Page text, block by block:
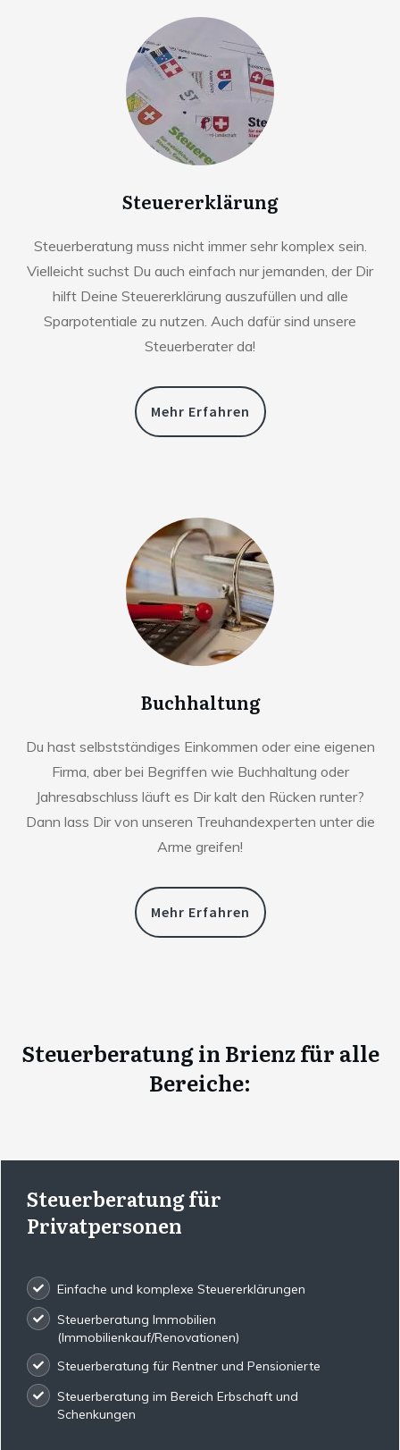
Steuererklärung
Steuerberatung muss nicht immer sehr komplex sein.
Vielleicht suchst Du auch einfach nur jemanden, der Dir
hilft Deine Steuererklärung auszufüllen und alle
Sparpotentiale zu nutzen. Auch dafür sind unsere
Steuerberater da!
Mehr Erfahren
Buchhaltung
Du hast selbstständiges Einkommen oder eine eigenen
Firma, aber bei Begriffen wie Buchhaltung oder
Jahresabschluss läuft es Dir kalt den Rücken runter?
Dann lass Dir von unseren Treuhandexperten unter die
Arme greifen!
Mehr Erfahren
Steuerberatungin Brienzfür alle
Bereiche:
Steuerberatung für
Privatpersonen
Einfache und komplexe Steuererklärungen
Steuerberatung Immobilien
(Immobilienkauf/Renovationen)
Steuerberatung für Rentner und Pensionierte
Steuerberatung im Bereich Erbschaft und
Schenkungen